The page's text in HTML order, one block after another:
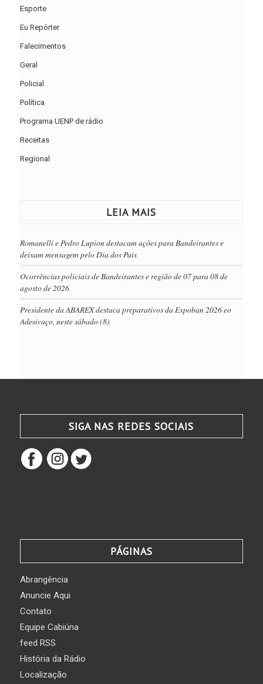
Esporte
Eu Repórter
Falecimentos
Geral
Policial
Política
Programa UENP de rádio
Receitas
Regional
LEIA MAIS
Romanelli e Pedro Lupion destacam ações para Bandeirantes e
deixam mensagem pelo Dia dos Pais
Ocorrências policiais de Bandeirantes e região de 07 para 08 de
agosto de 2026
Presidente da ABAREX destaca preparativos da Expoban 2026 eo
Adesivaço, neste sábado (8)
SIGA NAS REDES SOCIAIS
PÁGINAS
Abrangência
Anuncie Aqui
Contato
Equipe Cabiúna
feed RSS
História da Rádio
Localização